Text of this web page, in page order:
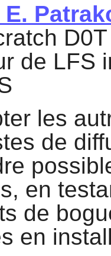
de LFS
les
de
en
de
en